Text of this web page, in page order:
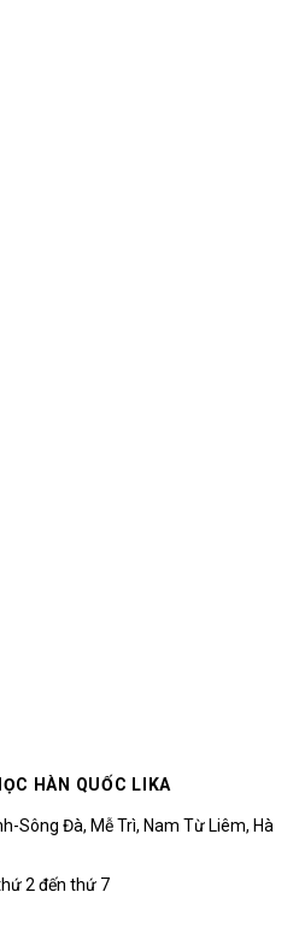
HÀN QUỐC LIKA
Sông Đà, Mễ Trì, Nam Từ Liêm, Hà
2 đến thứ 7